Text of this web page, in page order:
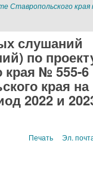
Ставропольского края
слушаний
по
края № 555-6
края на
2022 и
Печать Эл.